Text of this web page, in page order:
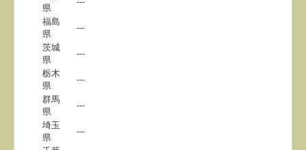
県
福島
県
---
茨城
県
---
栃木
県
---
群馬
県
---
埼玉
県
---